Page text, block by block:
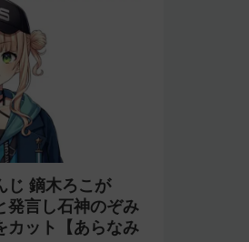
じ 鏑木ろこが
発言し石神のぞみ
ット【あらなみ